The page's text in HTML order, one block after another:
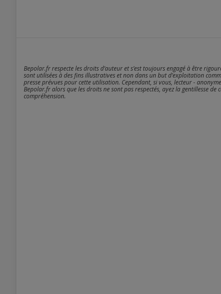
Bepolar.fr respecte les droits d’auteur et s’est toujours engagé à être
sont utilisées à des fins illustratives et non dans un but d’exploitation
presse prévues pour cette utilisation. Cependant, si vous, lecteur -
Bepolar.fr alors que les droits ne sont pas respectés, ayez la gentillesse de
compréhension.